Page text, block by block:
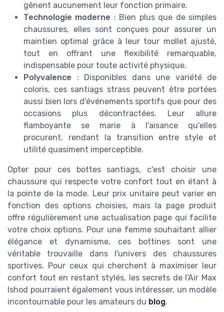
gênent aucunement leur fonction primaire.
Technologie moderne : Bien plus que de simples
chaussures, elles sont conçues pour assurer un
maintien optimal grâce à leur tour mollet ajusté,
tout en offrant une flexibilité remarquable,
indispensable pour toute activité physique.
Polyvalence : Disponibles dans une variété de
coloris, ces santiags strass peuvent être portées
aussi bien lors d'événements sportifs que pour des
occasions plus décontractées. Leur allure
flamboyante se marie à l'aisance qu'elles
procurent, rendant la transition entre style et
utilité quasiment imperceptible.
Opter pour ces bottes santiags, c'est choisir une
chaussure qui respecte votre confort tout en étant à
la pointe de la mode. Leur prix unitaire peut varier en
fonction des options choisies, mais la page produit
offre régulièrement une actualisation page qui facilite
votre choix options. Pour une femme souhaitant allier
élégance et dynamisme, ces bottines sont une
véritable trouvaille dans l'univers des chaussures
sportives. Pour ceux qui cherchent à maximiser leur
confort tout en restant stylés, les secrets de l'Air Max
Ishod pourraient également vous intéresser, un modèle
incontournable pour les amateurs du blog.